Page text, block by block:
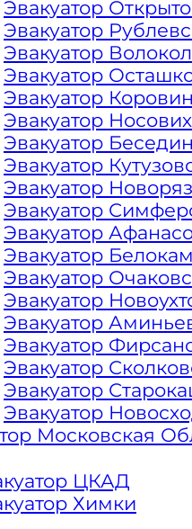
рублей
ЗА КИЛОМЕТР
Эвакуатор
Эвакуатор
Эвакуатор
Эвакуатор
Эвакуатор
Эвакуатор
Эвакуатор
Эвакуатор
Эвакуатор
Эвакуатор
Эвакуатор
Эвакуатор
Эвакуатор
Эвакуатор
Эвакуатор
Эвакуатор
Эвакуатор
Эвакуатор
Эвакуатор
Московская
ЦКАД
Химки